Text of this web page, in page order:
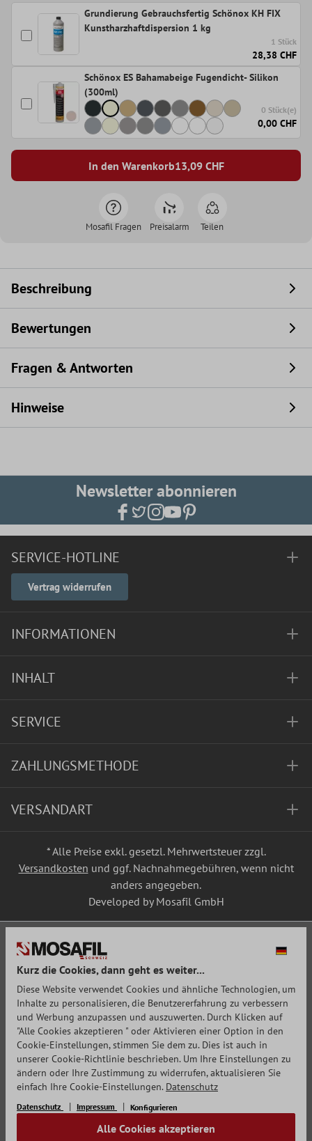
Grundierung Gebrauchsfertig Schönox KH FIX
Kunstharzhaftdispersion 1 kg
1 Stück
28,38 CHF
Schönox ES Bahamabeige Fugendicht- Silikon
(300ml)
0 Stück(e)
0,00 CHF
In den Warenkorb13,09CHF
Mosafil Fragen Preisalarm Teilen
Beschreibung
Bewertungen
Fragen & Antworten
Hinweise
Newsletter abonnieren
SERVICE-HOTLINE
Vertrag widerrufen
INFORMATIONEN
INHALT
SERVICE
ZAHLUNGSMETHODE
VERSANDART
* Alle Preise exkl. gesetzl. Mehrwertsteuer zzgl.
Versandkosten und ggf. Nachnahmegebühren, wenn nicht
anders angegeben.
Developed by Mosafil GmbH
Kurz die Cookies, dann geht es weiter...
Diese Website verwendet Cookies und ähnliche Technologien, um
Inhalte zu personalisieren, die Benutzererfahrung zu verbessern
und Werbung anzupassen und auszuwerten. Durch Klicken auf
"Alle Cookies akzeptieren " oder Aktivieren einer Option in den
Cookie-Einstellungen, stimmen Sie dem zu. Dies ist auch in
unserer Cookie-Richtlinie beschrieben. Um Ihre Einstellungen zu
ändern oder Ihre Zustimmung zu widerrufen, aktualisieren Sie
einfach Ihre Cookie-Einstellungen. Datenschutz
Datenschutz Impressum Konfigurieren
Alle Cookies akzeptieren